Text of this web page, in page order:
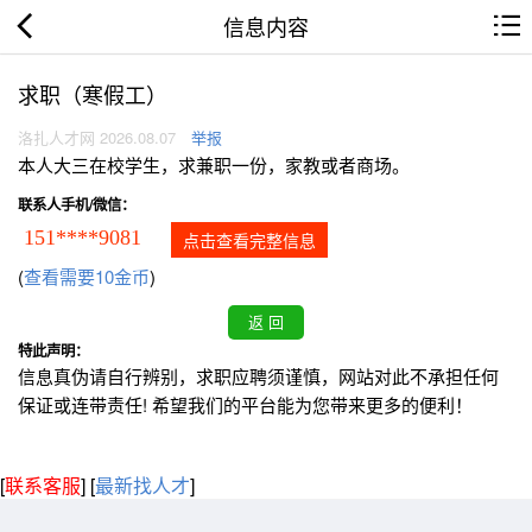
信息内容
求职（寒假工）
洛扎人才网 2026.08.07 举报
本人大三在校学生，求兼职一份，家教或者商场。
联系人手机/微信：
151****9081 点击查看完整信息
(查看需要10金币)
特此声明：
信息真伪请自行辨别，求职应聘须谨慎，网站对此不承担任何
保证或连带责任! 希望我们的平台能为您带来更多的便利！
[联系客服] [最新找人才]